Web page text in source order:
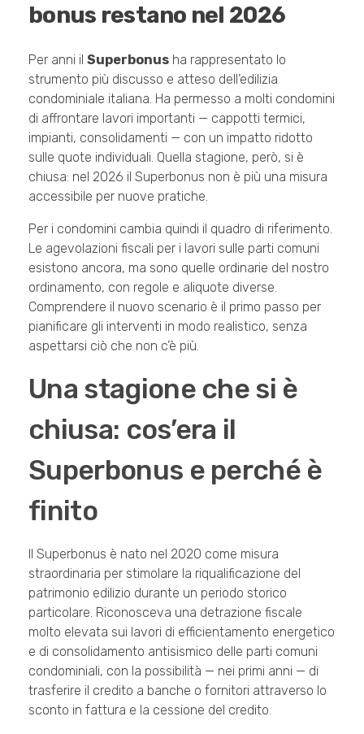
bonus restano nel 2026
Per anni il Superbonus ha rappresentato lo
strumento più discusso e atteso dell’edilizia
condominiale italiana. Ha permesso a molti condomini
di affrontare lavori importanti — cappotti termici,
impianti, consolidamenti — con un impatto ridotto
sulle quote individuali. Quella stagione, però, si è
chiusa: nel 2026 il Superbonus non è più una misura
accessibile per nuove pratiche.
Per i condomini cambia quindi il quadro di riferimento.
Le agevolazioni fiscali per i lavori sulle parti comuni
esistono ancora, ma sono quelle ordinarie del nostro
ordinamento, con regole e aliquote diverse.
Comprendere il nuovo scenario è il primo passo per
pianificare gli interventi in modo realistico, senza
aspettarsi ciò che non c’è più.
Una stagione che si è
chiusa: cos’era il
Superbonus e perché è
finito
Il Superbonus è nato nel 2020 come misura
straordinaria per stimolare la riqualificazione del
patrimonio edilizio durante un periodo storico
particolare. Riconosceva una detrazione fiscale
molto elevata sui lavori di efficientamento energetico
e di consolidamento antisismico delle parti comuni
condominiali, con la possibilità — nei primi anni — di
trasferire il credito a banche o fornitori attraverso lo
sconto in fattura e la cessione del credito.